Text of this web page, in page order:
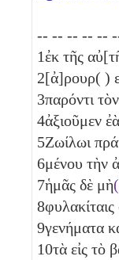
-- -- -- --
1ἐκ τῆς
2[ἀ]ρουρ( )
3παρόντι
4ἀξιοῦμεν
5Ζωίλωι
6μένου τὴν
7ἡμᾶς δὲ μὴ
8
9γενήματα
10τὰ εἰς τὸ